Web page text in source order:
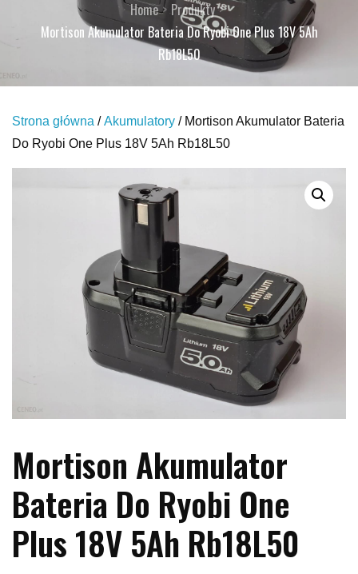
Home
Produkty
Mortison Akumulator Bateria Do Ryobi One Plus 18V 5Ah
Rb18L50
Strona główna /Akumulatory / Mortison Akumulator Bateria
Do Ryobi One Plus 18V 5Ah Rb18L50
Mortison Akumulator
Bateria Do Ryobi One
Plus 18V 5Ah Rb18L50